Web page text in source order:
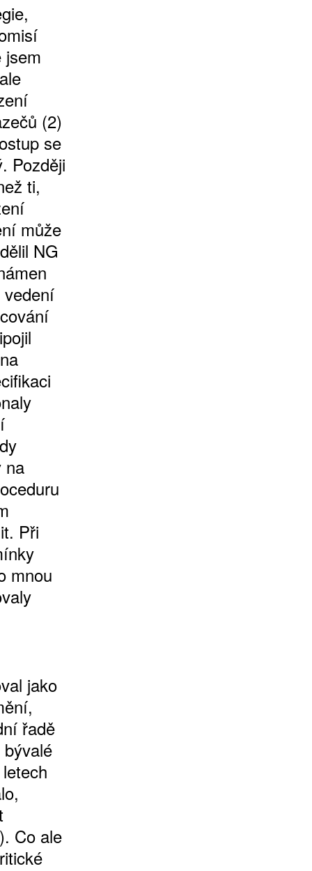
jsem
(2)
se
Později
ti,
může
NG
na
Při
mnou
jako
řadě
Co ale